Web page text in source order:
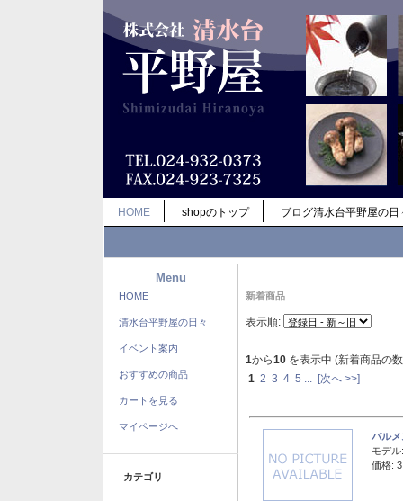
HOME shopのトップ ブログ清水台平野屋の日
Menu
HOME
清水台平野屋の日々
イベント案内
おすすめの商品
カートを見る
マイページへ
カテゴリ
新着商品
表示順:
1から10 を表示中 (新着商品の
1 2 3 4 5 [次へ >>]
バル
モデル:
価格: